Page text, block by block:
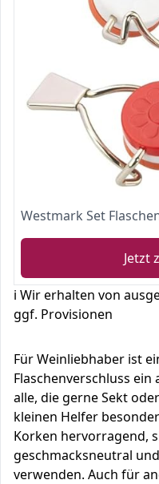
Jetzt
ℹ️ Wir erhalten von
ggf. Provisionen
Für Weinliebhaber ist
Flaschenverschluss
alle, die gerne Sekt
kleinen Helfer
Korken hervorragend,
geschmacksneutral
verwenden. Auch für